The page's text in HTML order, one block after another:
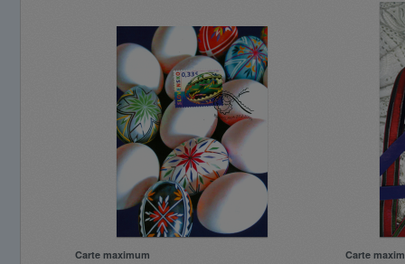
Carte maximum Carte